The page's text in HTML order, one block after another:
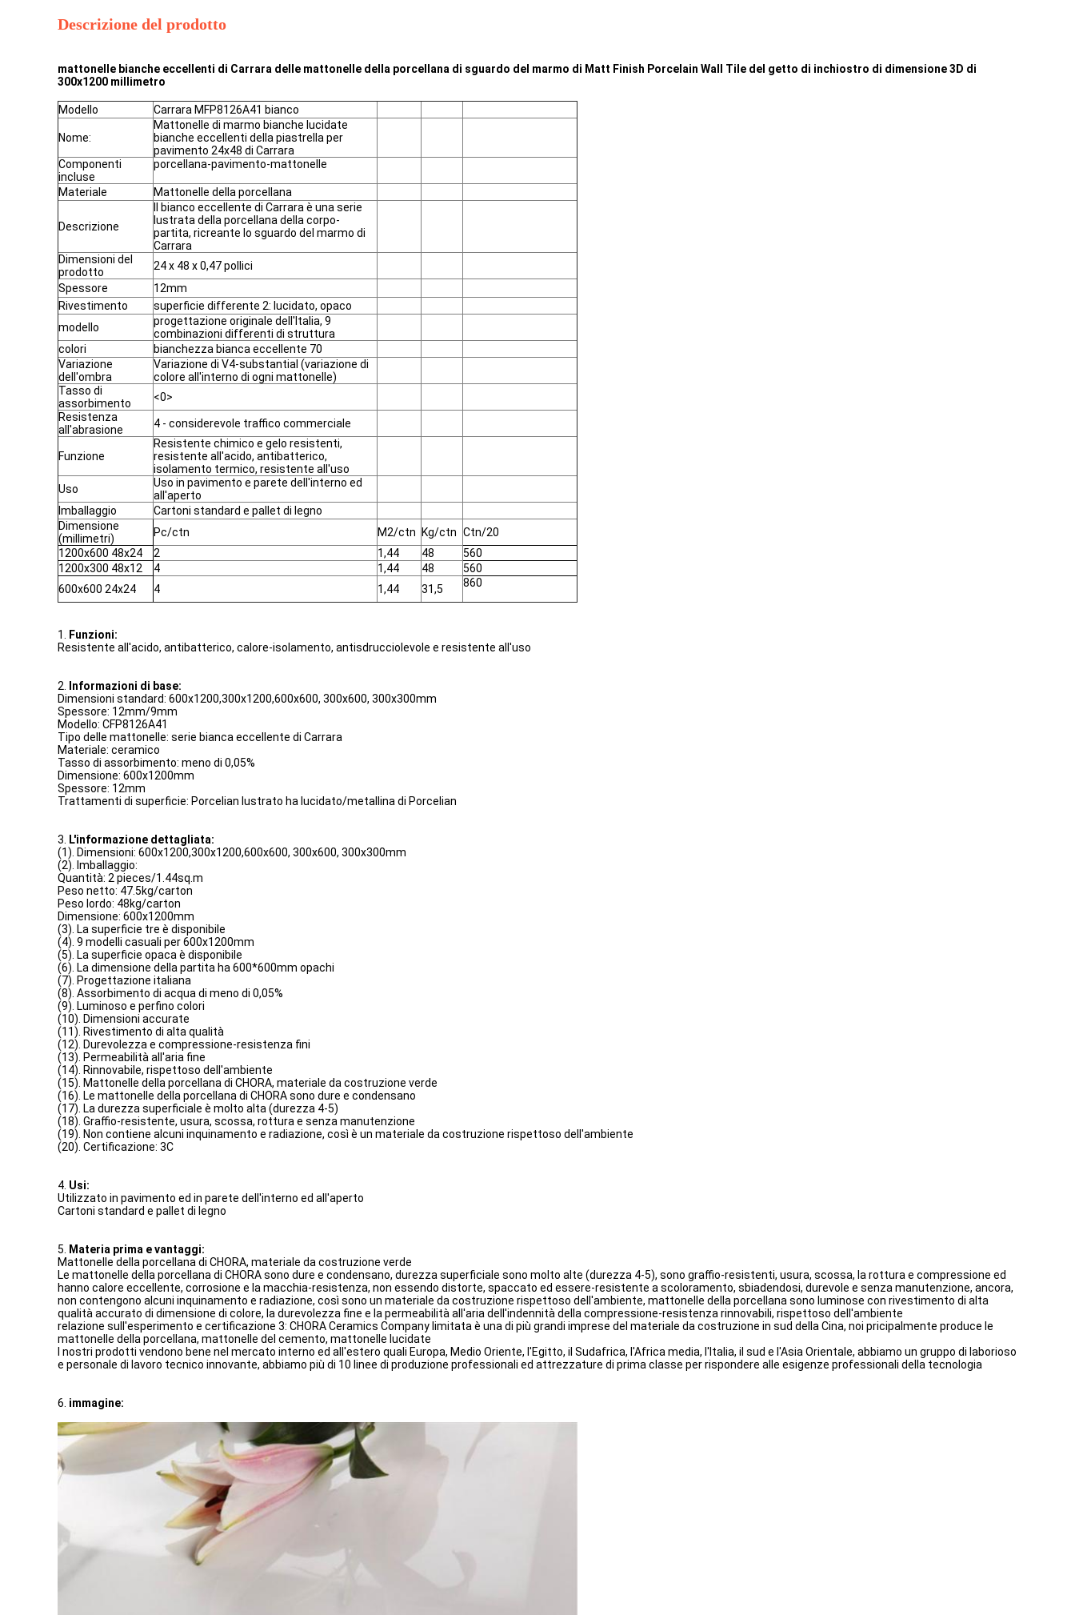
Descrizione del prodotto
mattonelle bianche eccellenti di Carrara delle mattonelle della porcellana di sguardo del marmo di Matt Finish Porcelain Wall Tile del getto di inchiostro di dimensione 3D di
300x1200 millimetro
Modello Carrara MFP8126A41 bianco
Nome:
Mattonelle di marmo bianche lucidate
bianche eccellenti della piastrella per
pavimento 24x48 di Carrara
Componenti
incluse
porcellana-pavimento-mattonelle
Materiale Mattonelle della porcellana
Descrizione
Il bianco eccellente di Carrara è una serie
lustrata della porcellana della corpo-
partita, ricreante lo sguardo del marmo di
Carrara
Dimensioni del
prodotto
24 x 48 x 0,47 pollici
Spessore
12mm
Rivestimento
superficie differente 2: lucidato, opaco
modello
progettazione originale dell'Italia, 9
combinazioni differenti di struttura
colori
bianchezza bianca eccellente 70
Variazione
dell'ombra
Variazione di V4-substantial (variazione di
colore all'interno di ogni mattonelle)
Tasso di
assorbimento
<0>
Resistenza
all'abrasione
4 - considerevole traffico commerciale
Funzione
Resistente chimico e gelo resistenti,
resistente all'acido, antibatterico,
isolamento termico, resistente all'uso
Uso
Uso in pavimento e parete dell'interno ed
all'aperto
Imballaggio
Cartoni standard e pallet di legno
Dimensione
(millimetri)
Pc/ctn M2/ctn Kg/ctn Ctn/20
1200x600 48x24
2 1,44 48
560
1200x300 48x12
4 1,44 48
560
600x600 24x24
4 1,44 31,5 860
1.
Funzioni:
Resistente all'acido, antibatterico, calore-isolamento, antisdrucciolevole e resistente all'uso
2.
Informazioni di base:
Dimensioni standard: 600x1200,300x1200,600x600, 300x600, 300x300mm
Spessore: 12mm/9mm
Modello: CFP8126A41
Tipo delle mattonelle: serie bianca eccellente di Carrara
Materiale: ceramico
Tasso di assorbimento: meno di 0,05%
Dimensione: 600x1200mm
Spessore: 12mm
Trattamenti di superficie: Porcelian lustrato ha lucidato/metallina di Porcelian
3.
L'informazione dettagliata:
(1). Dimensioni: 600x1200,300x1200,600x600, 300x600, 300x300mm
(2). Imballaggio:
Quantità: 2 pieces/1.44sq.m
Peso netto: 47.5kg/carton
Peso lordo: 48kg/carton
Dimensione: 600x1200mm
(3). La superficie tre è disponibile
(4). 9 modelli casuali per 600x1200mm
(5). La superficie opaca è disponibile
(6). La dimensione della partita ha 600*600mm opachi
(7). Progettazione italiana
(8). Assorbimento di acqua di meno di 0,05%
(9). Luminoso e perfino colori
(10). Dimensioni accurate
(11). Rivestimento di alta qualità
(12). Durevolezza e compressione-resistenza fini
(13). Permeabilità all'aria fine
(14). Rinnovabile, rispettoso dell'ambiente
(15). Mattonelle della porcellana di CHORA, materiale da costruzione verde
(16). Le mattonelle della porcellana di CHORA sono dure e condensano
(17). La durezza superficiale è molto alta (durezza 4-5)
(18). Graffio-resistente, usura, scossa, rottura e senza manutenzione
(19). Non contiene alcuni inquinamento e radiazione, così è un materiale da costruzione rispettoso dell'ambiente
(20). Certificazione: 3C
4. Usi:
Utilizzato in pavimento ed in parete dell'interno ed all'aperto
Cartoni standard e pallet di legno
5.
Materia prima e vantaggi:
Mattonelle della porcellana di CHORA, materiale da costruzione verde
Le mattonelle della porcellana di CHORA sono dure e condensano, durezza superficiale sono molto alte (durezza 4-5), sono graffio-resistenti, usura, scossa, la rottura e compressione ed
hanno calore eccellente, corrosione e la macchia-resistenza, non essendo distorte, spaccato ed essere-resistente a scoloramento, sbiadendosi, durevole e senza manutenzione, ancora,
non contengono alcuni inquinamento e radiazione, così sono un materiale da costruzione rispettoso dell'ambiente, mattonelle della porcellana sono luminose con rivestimento di alta
qualità accurato di dimensione di colore, la durevolezza fine e la permeabilità all'aria dell'indennità della compressione-resistenza rinnovabili, rispettoso dell'ambiente
relazione sull'esperimento e certificazione 3: CHORA Ceramics Company limitata è una di più grandi imprese del materiale da costruzione in sud della Cina, noi pricipalmente produce le
mattonelle della porcellana, mattonelle del cemento, mattonelle lucidate
I nostri prodotti vendono bene nel mercato interno ed all'estero quali Europa, Medio Oriente, l'Egitto, il Sudafrica, l'Africa media, l'Italia, il sud e l'Asia Orientale, abbiamo un gruppo di laborioso
e personale di lavoro tecnico innovante, abbiamo più di 10 linee di produzione professionali ed attrezzature di prima classe per rispondere alle esigenze professionali della tecnologia
6. immagine: